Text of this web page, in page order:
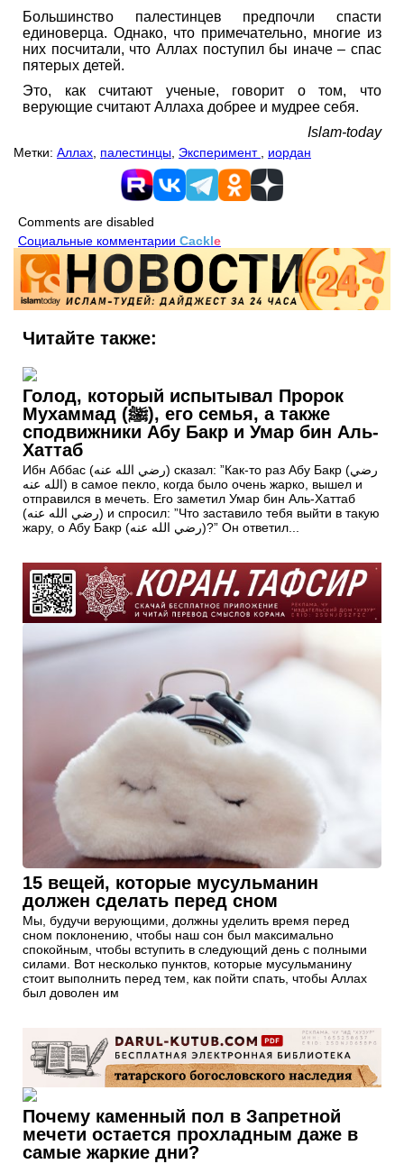
Большинство палестинцев предпочли спасти
единоверца. Однако, что примечательно, многие из
них посчитали, что Аллах поступил бы иначе – спас
пятерых детей.
Это, как считают ученые, говорит о том, что
верующие считают Аллаха добрее и мудрее себя.
Islam-today
Метки: Аллах палестинцы Эксперимент иордан
Comments are disabled
Социальные комментарии Cackle
Читайте также:
Голод, который испытывал Пророк
Мухаммад (ﷺ), его семья, а также
сподвижники Абу Бакр и Умар бин Аль-
Хаттаб
Ибн Аббас (رضي الله عنه) сказал: ”Как-то раз Абу Бакр (رضي
الله عنه) в самое пекло, когда было очень жарко, вышел и
отправился в мечеть. Его заметил Умар бин Аль-Хаттаб
(رضي الله عنه) и спросил: ”Что заставило тебя выйти в такую
жару, о Абу Бакр (رضي الله عنه)?” Он ответил...
15 вещей, которые мусульманин
должен сделать перед сном
Мы, будучи верующими, должны уделить время перед
сном поклонению, чтобы наш сон был максимально
спокойным, чтобы вступить в следующий день с полными
силами. Вот несколько пунктов, которые мусульманину
стоит выполнить перед тем, как пойти спать, чтобы Аллах
был доволен им
Почему каменный пол в Запретной
мечети остается прохладным даже в
самые жаркие дни?